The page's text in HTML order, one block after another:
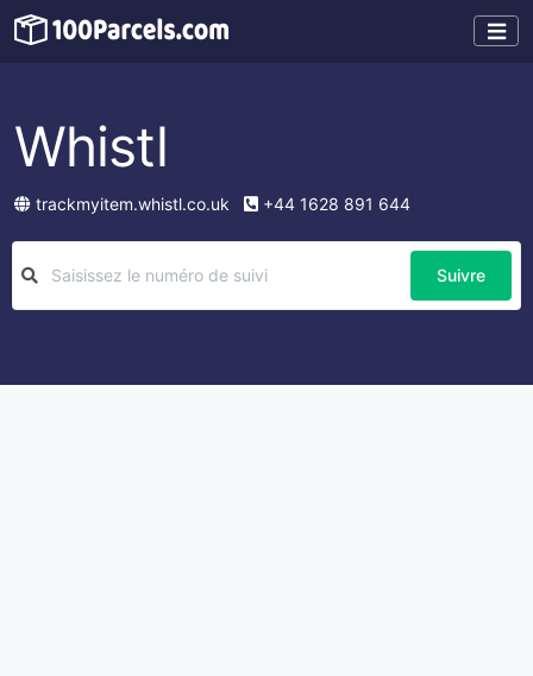
Whistl
trackmyitem.whistl.co.uk +44 1628 891 644
Suivre